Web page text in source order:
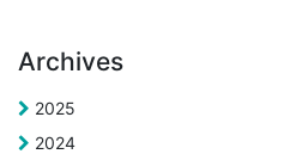
Archives
2025
2024